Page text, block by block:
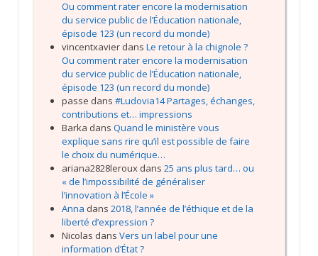
Ou comment rater encore la modernisation
du service public de l’Éducation nationale,
épisode 123 (un record du monde)
vincentxavier dans Le retour à la chignole ?
Ou comment rater encore la modernisation
du service public de l’Éducation nationale,
épisode 123 (un record du monde)
passe dans #Ludovia14 Partages, échanges,
contributions et… impressions
Barka dans Quand le ministère vous
explique sans rire qu’il est possible de faire
le choix du numérique…
ariana2828leroux dans 25 ans plus tard… ou
« de l’impossibilité de généraliser
l’innovation à l’École »
Anna dans 2018, l’année de l’éthique et de la
liberté d’expression ?
Nicolas dans Vers un label pour une
information d’État ?